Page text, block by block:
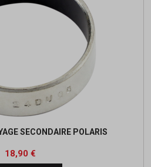
SECONDAIRE POLARIS
Prix
18,90 €